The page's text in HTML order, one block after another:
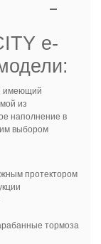
e-
имеющий
из
наполнение в
выбором
протектором
тормоза